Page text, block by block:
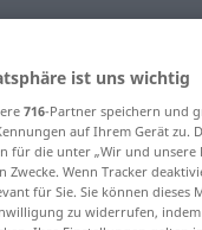
ist uns wichtig
716-Partner speichern und
auf Ihrem Gerät zu.
für die unter „Wir und
Zwecke. Wenn Tracker
für Sie. Sie können
zu widerrufen,